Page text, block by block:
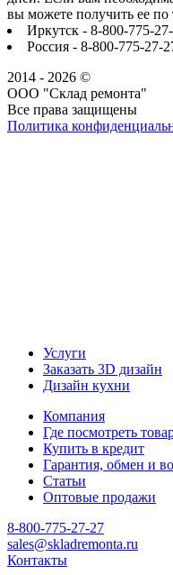
вы можете получить ее по
Иркутск - 8-800-775-
Россия - 8-800-775-27-
2014 - 2026 ©
ООО "Склад ремонта"
Все права защищены
Политика
Услуги
Заказать 3D дизайн
Дизайн кухни
Компания
Где посмотреть
Купить в кредит
Гарантия, обмен и
Статьи
Оптовые продажи
8-800-775-27-27
sales@skladremonta.ru
Контакты